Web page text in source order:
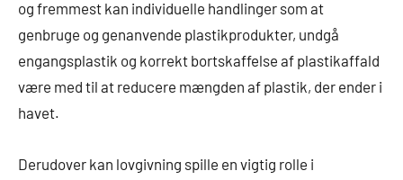
og fremmest kan individuelle handlinger som at
genbruge og genanvende plastikprodukter, undgå
engangsplastik og korrekt bortskaffelse af plastikaffald
være med til at reducere mængden af plastik, der ender i
havet.
Derudover kan lovgivning spille en vigtig rolle i